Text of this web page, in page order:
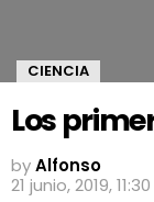
CIENCIA
Los
byAlfonso
21 junio, 2019, 11:30